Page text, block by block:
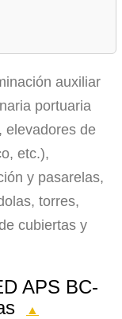
auxiliar
portuaria
elevadores de
etc.),
y pasarelas,
torres,
cubiertas y
APS BC-
▲